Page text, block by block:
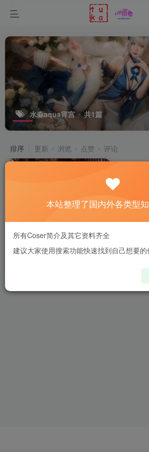
水淼aqua宵宫 共1篇
排序 更新 浏览 点赞 评论
[水淼aqua-宵宫]水淼原神长野
原宵宫cos新图资源下载
本站整理了国内外各类型
所有Coser简介及其它资料齐全
建议大家使用搜索功能快速找到自己想要的